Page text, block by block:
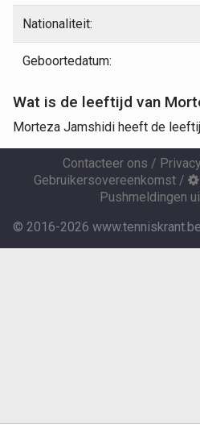
Nationaliteit:
Geboortedatum:
Wat is de leeftijd van
Morteza Jamshidi heeft de
Contacteer ons /
Gebruikersovereenkomst/
Pushmeldingen
© 2016-2026 www.tenniskrant.be